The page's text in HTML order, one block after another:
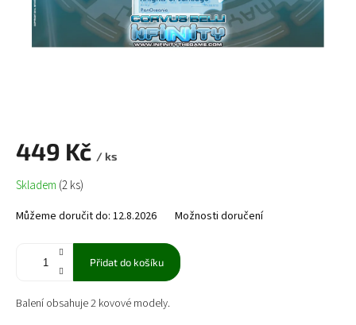
449 Kč / ks
Měrná
cena:
Skladem (2 ks)
Můžeme doručit do: 12.8.2026 Možnosti doručení
Přidat do košíku
Balení obsahuje 2 kovové modely.